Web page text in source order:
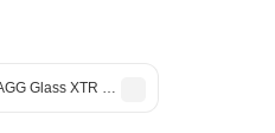
14 (Без рамки)
Glass XTR для iPhone 13 / 13 Pro /